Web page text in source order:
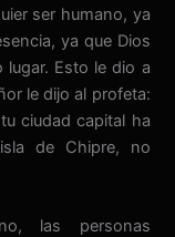
ser humano, ya
ya que Dios
Esto le dio a
le dijo al profeta:
ciudad capital ha
de Chipre, no
las personas